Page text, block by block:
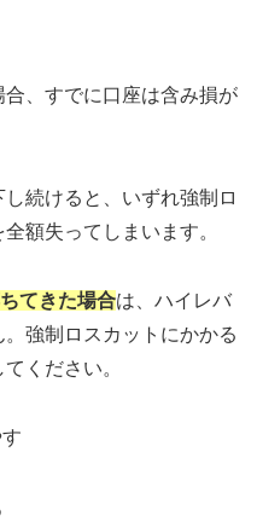
、すでに口座は含み損が
続けると、いずれ強制ロ
額失ってしまいます。
てきた場合は、ハイレバ
強制ロスカットにかかる
ください。